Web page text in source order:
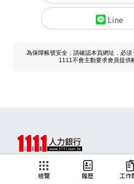
Line
為保障帳號安全，請確認本頁網址，必須
1111不會主動要求會員提供
總覽 履歷 工作